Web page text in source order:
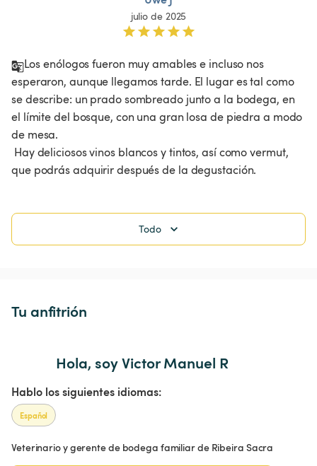
julio de 2025
Los enólogos fueron muy amables e incluso nos
esperaron, aunque llegamos tarde. El lugar es tal como
se describe: un prado sombreado junto a la bodega, en
el límite del bosque, con una gran losa de piedra a modo
de mesa.
que podrás adquirir después de la degustación.
Todo
Tu anfitrión
Hola, soy Victor Manuel R
Hablo los siguientes idiomas:
Español
Veterinario y gerente de bodega familiar de Ribeira Sacra